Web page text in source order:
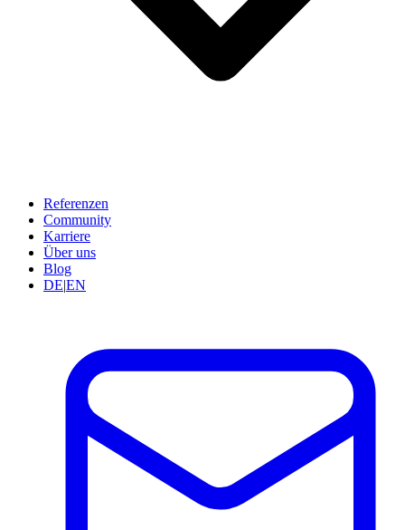
Referenzen
Community
Karriere
Über uns
Blog
DE|EN